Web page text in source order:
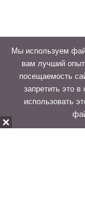
Мы используем
вам лучший
посещаемость
запретить это
использовать